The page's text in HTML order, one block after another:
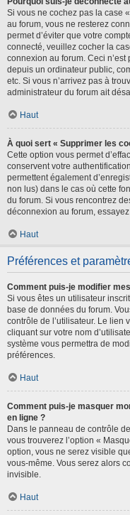
Si vous ne cochez pas la case
au forum, vous ne resterez
permet d’éviter que votre
connecté, veuillez cocher la
connexion au forum. Ceci
depuis un ordinateur public,
etc. Si vous n’arrivez pas à
administrateur du forum ait
Haut
À quoi sert « Supprimer les
Cette option vous permet
conservent votre
permettent également
non lus) dans le cas où cette
du forum. Si vous rencontrez
déconnexion au forum,
Haut
Préférences et
Comment puis-je modifier
Si vous êtes un utilisateur
base de données du forum.
contrôle de l’utilisateur. Le lien
cliquant sur votre nom
système vous permettra de
préférences.
Haut
Comment puis-je masquer
en ligne ?
Dans le panneau de contrôle
vous trouverez l’option «
option, vous ne serez visible
vous-même. Vous serez alors
invisible.
Haut